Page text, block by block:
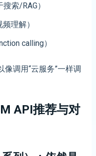
索/RAG）
理解）
calling）
调用“云服务”一样调
API推荐与对